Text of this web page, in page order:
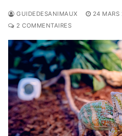
GUIDEDESANIMAUX 24 MARS
2 COMMENTAIRES